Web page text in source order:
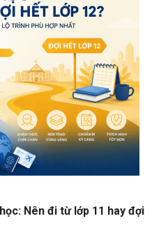
Nên đi từ lớp 11 hay đợi